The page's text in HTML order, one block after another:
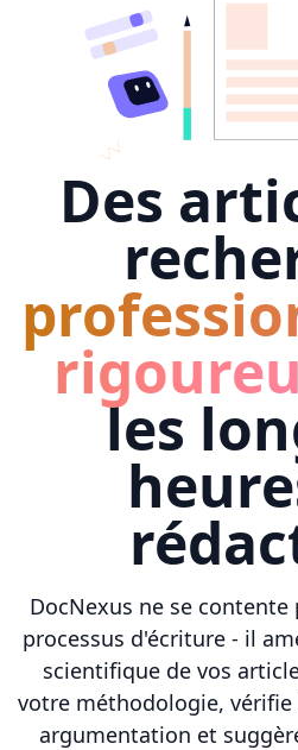
Des
les
DocNexus ne se contente
processus d'écriture - il
scientifique de vos
votre méthodologie, vérifie
argumentation et